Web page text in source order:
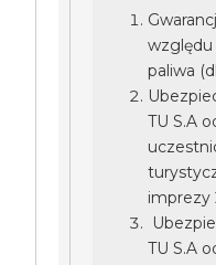
paliwa
TU S.A
imprezy
TU S.A